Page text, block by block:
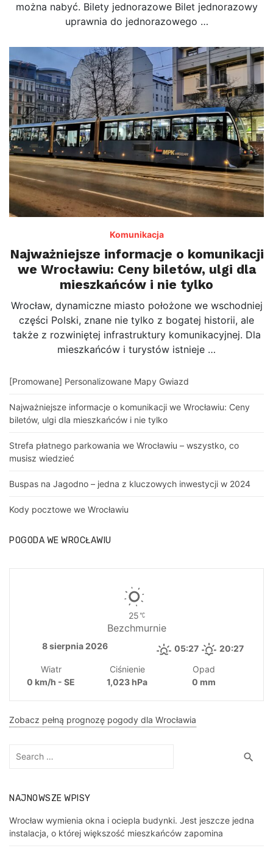
można nabyć. Bilety jednorazowe Bilet jednorazowy
uprawnia do jednorazowego …
Komunikacja
Najważniejsze informacje o komunikacji
we Wrocławiu: Ceny biletów, ulgi dla
mieszkańców i nie tylko
Wrocław, dynamiczne miasto położone we wschodniej
części Polski, znane nie tylko z bogatej historii, ale
także z rozwiniętej infrastruktury komunikacyjnej. Dla
mieszkańców i turystów istnieje …
[Promowane] Personalizowane Mapy Gwiazd
Najważniejsze informacje o komunikacji we Wrocławiu: Ceny
biletów, ulgi dla mieszkańców i nie tylko
Strefa płatnego parkowania we Wrocławiu – wszystko, co
musisz wiedzieć
Buspas na Jagodno – jedna z kluczowych inwestycji w 2024
Kody pocztowe we Wrocławiu
POGODA WE WROCŁAWIU
25
Bezchmurnie
8 sierpnia 2026 05:27 20:27
Wiatr
0 km/h - SE
Ciśnienie
1,023 hPa
Opad
0 mm
Zobacz pełną prognozę pogody dla Wrocławia
Search
search
NAJNOWSZE WPISY
Wrocław wymienia okna i ociepla budynki. Jest jeszcze jedna
instalacja, o której większość mieszkańców zapomina